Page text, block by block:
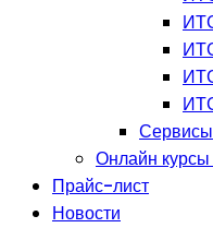
Сервисы
Онлайн курсы
Прайс-лист
Новости